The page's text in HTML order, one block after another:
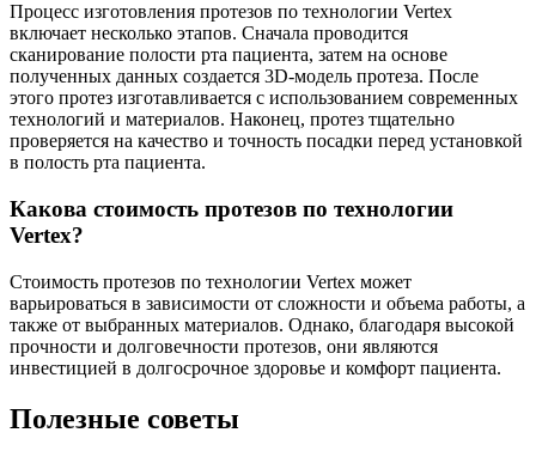
Процесс изготовления протезов по технологии Vertex
включает несколько этапов. Сначала проводится
сканирование полости рта пациента, затем на основе
полученных данных создается 3D-модель протеза. После
этого протез изготавливается с использованием современных
технологий и материалов. Наконец, протез тщательно
проверяется на качество и точность посадки перед установкой
в полость рта пациента.
Какова стоимость протезов по технологии
Vertex?
Стоимость протезов по технологии Vertex может
варьироваться в зависимости от сложности и объема работы, а
также от выбранных материалов. Однако, благодаря высокой
прочности и долговечности протезов, они являются
инвестицией в долгосрочное здоровье и комфорт пациента.
Полезные советы